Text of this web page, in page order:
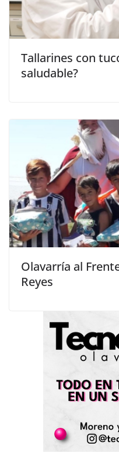
Tallarines con
saludable?
Olavarría al
Reyes